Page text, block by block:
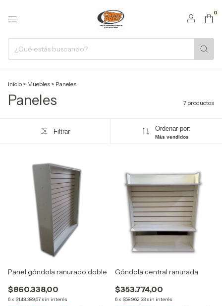
0
Inicio > Muebles > Paneles
Paneles 7 productos
Filtrar Ordenar por:
Más vendidos
Panel góndola ranurado doble
$860.338,00
6x $143.389,67 sin interés
Góndola central ranurada
$353.774,00
6x $58.962,33 sin interés